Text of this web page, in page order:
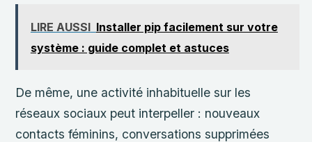
LIRE AUSSI Installer pip facilement sur votre
système : guide complet et astuces
De même, une activité inhabituelle sur les
réseaux sociaux peut interpeller : nouveaux
contacts féminins, conversations supprimées